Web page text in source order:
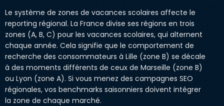
Le système de zones de vacances scolaires affecte le
reporting régional. La France divise ses régions en trois
zones (A, B, C) pour les vacances scolaires, qui alternent
chaque année. Cela signifie que le comportement de
recherche des consommateurs à Lille (zone B) se décale
à des moments différents de ceux de Marseille (zone B)
ou Lyon (zone A). Si vous menez des campagnes SEO
régionales, vos benchmarks saisonniers doivent intégrer
la zone de chaque marché.